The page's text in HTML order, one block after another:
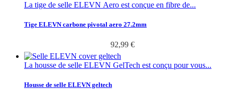
La tige de selle ELEVN Aero est conçue en fibre de...
Tige ELEVN carbone pivotal aero 27.2mm
92,99 €
La housse de selle ELEVN GelTech est conçu pour vous...
Housse de selle ELEVN geltech